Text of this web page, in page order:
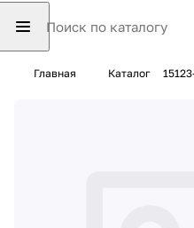
Главная Каталог